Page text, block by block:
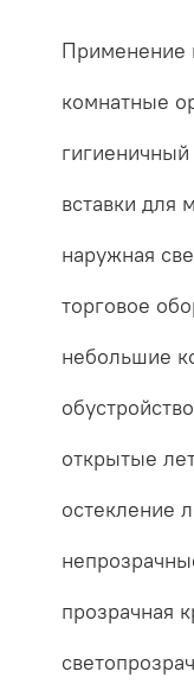
Применение
комнатные
вставки для
наружная
торговое
небольшие
открытые
остекление
прозрачная